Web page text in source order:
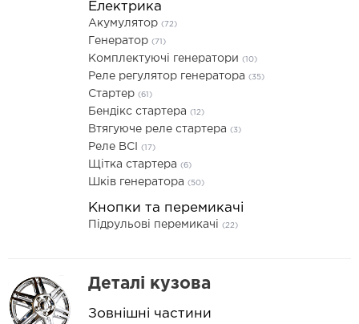
Електрика
Акумулятор (72)
Генератор (71)
Комплектуючі генератори (10)
Реле регулятор генератора (35)
Стартер (61)
Бендікс стартера (12)
Втягуюче реле стартера (3)
Реле ВСІ (17)
Щітка стартера (6)
Шків генератора (50)
Кнопки та перемикачі
Підрульові перемикачі (22)
Деталі кузова
Зовнішні частини